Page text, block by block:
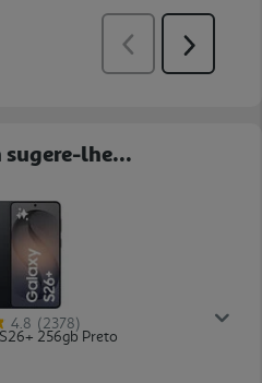
sugere-lhe...
4.8 (2378)
256gb Preto